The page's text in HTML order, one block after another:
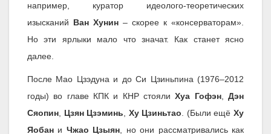
например, куратор идеолого-теоретических
изысканий Ван Хунин – скорее к «консерваторам».
Но эти ярлыки мало что значат. Как станет ясно
далее.
После Мао Цзэдуна и до Си Цзиньпина (1976–2012
годы) во главе КПК и КНР стоялиХуа Гофэн,Дэн
Сяопин
Цзян Цзэминь Ху Цзиньтао . (Были ещёХу
Яобан и Чжао Цзыян , но они рассматривались как